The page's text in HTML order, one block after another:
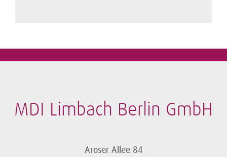
MDI Limbach Berlin GmbH
Aroser Allee 84